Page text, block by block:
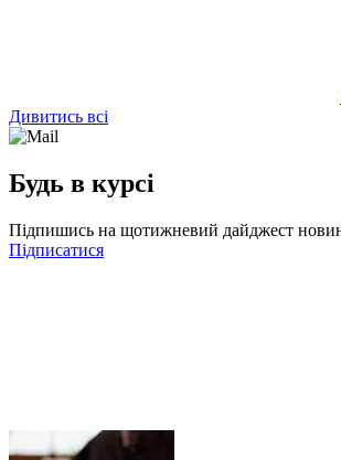
Дивитись всі
Будь в курсі
Підпишись на щотижневий дайджест
Підписатися